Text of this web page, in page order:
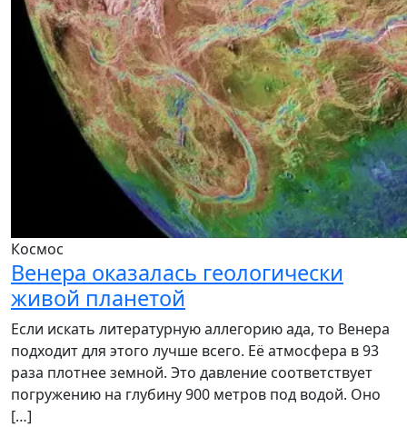
Космос
Венера оказалась геологически
живой планетой
Если искать литературную аллегорию ада, то Венера
подходит для этого лучше всего. Её атмосфера в 93
раза плотнее земной. Это давление соответствует
погружению на глубину 900 метров под водой. Оно
[…]